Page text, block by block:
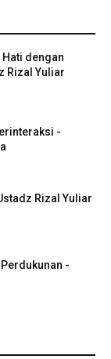
dengan
Rizal Yuliar
-
Rizal Yuliar
-